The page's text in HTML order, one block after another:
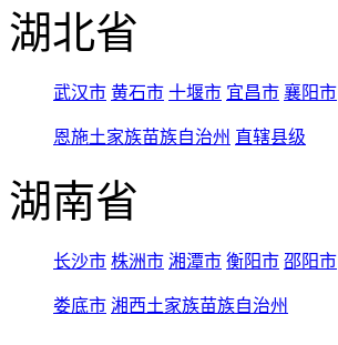
湖北省
武汉市 黄石市 十堰市 宜昌市 襄阳市
恩施土家族苗族自治州 直辖县级
湖南省
长沙市 株洲市 湘潭市 衡阳市 邵阳市
娄底市 湘西土家族苗族自治州